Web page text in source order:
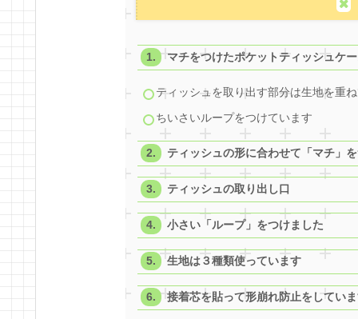
マチをつけたポケットティッシュケ
ティッシュを取り出す部分は生地を重
ちいさいループをつけています
ティッシュの形に合わせて「マチ」
ティッシュの取り出し口
小さい「ループ」をつけました
生地は３種類使っています
接着芯を貼って形崩れ防止をしてい